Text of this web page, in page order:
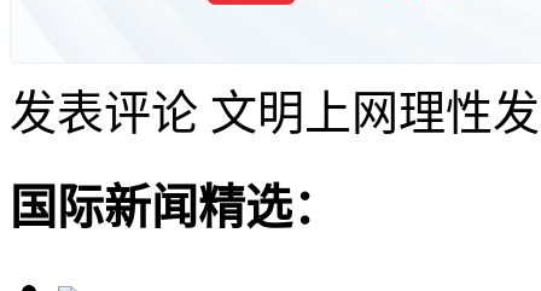
发表评论 文明上网理性
国际新闻精选：